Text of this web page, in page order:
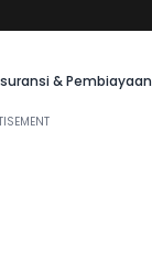
& Pembiayaan